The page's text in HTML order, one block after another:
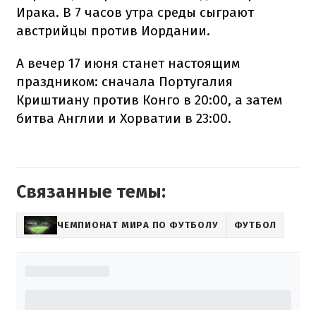
Ирака. В 7 часов утра среды сыграют
австрийцы против Иордании.
А вечер 17 июня станет настоящим
праздником: сначала Португалия
Криштиану против Конго в 20:00, а затем
битва Англии и Хорватии в 23:00.
Связанные темы:
ЧЕМПИОНАТ МИРА ПО ФУТБОЛУ ФУТБОЛ